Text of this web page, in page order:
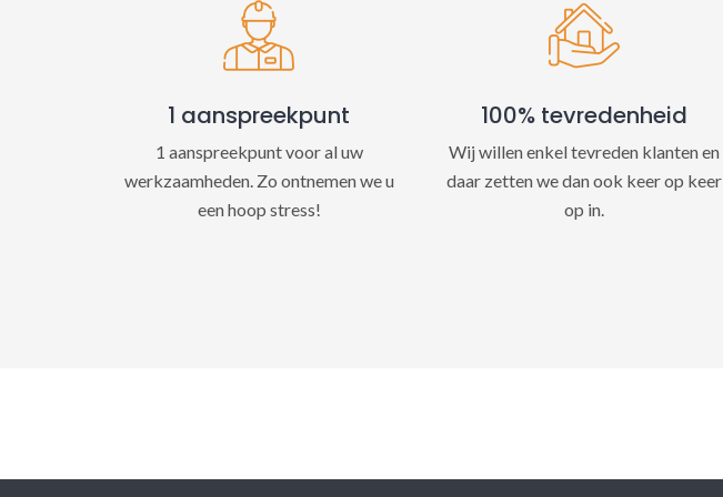
1 aanspreekpunt
1 aanspreekpunt voor al uw
werkzaamheden. Zo ontnemen we u
een hoop stress!
100% tevredenheid
Wij willen enkel tevreden klanten en
daar zetten we dan ook keer op keer
op in.